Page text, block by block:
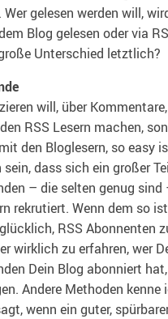
gelesen werden will,
Blog gelesen oder via
Unterschied letztlich?
will, über
RSS Lesern machen,
den Bloglesern, so easy
sein, dass sich ein großer
– die selten genug sind
rekrutiert. Wenn dem so
RSS Abonnenten
wirklich zu erfahren, wer
Dein Blog abonniert
Andere Methoden kenne
wenn ein guter,